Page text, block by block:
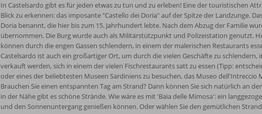
In Castelsardo gibt es für jeden etwas zu tun und zu erleben! Eine der touristischen
Blick zu erkennen: das imposante "Castello dei Doria" auf der Spitze der Landzunge.
Doria benannt, die hier bis zum 15. Jahrhundert lebte. Nach dem Abzug der Familie
übernommen. Die Burg wurde auch als Militärstützpunkt und Polizeistation genutzt.
können durch die engen Gassen schlendern, in einem der malerischen Restaurants
Castelsardo ist auch ein großartiger Ort, um durch die vielen Geschäfte zu
verkauft werden, sich in einem der vielen Fischrestaurants satt zu essen (Tipp:
oder eines der beliebtesten Museen Sardiniens zu besuchen, das Museo
Brauchen Sie einen entspannten Tag am Strand? Dann können Sie sich natürlich an
in der Nähe gibt es schöne Strände. Wie wäre es mit 'Baia delle Mimosa': ein
und den Sonnenuntergang genießen können. Oder wählen Sie den gemütlichen